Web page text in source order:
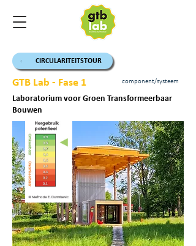
CIRCULARITEITSTOUR
GTB Lab - Fase 1 component/systeem
Laboratorium voor Groen Transformeerbaar
Bouwen